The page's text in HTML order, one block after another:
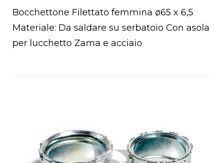
Bocchettone Filettato femmina ø65 x 6,5
Materiale: Da saldare su serbatoio Con asola
per lucchetto Zama e acciaio